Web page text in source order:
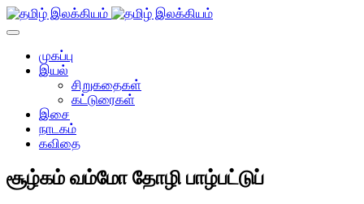
முகப்பு
இயல்
சிறுகதைகள்
கட்டுரைகள்
இசை
நாடகம்
கவிதை
சூழ்கம் வம்மோ தோழி பாழ்பட்டுப்